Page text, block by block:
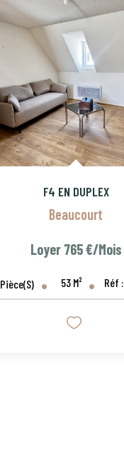
F4 EN DUPLEX
Beaucourt
Loyer 765 €/mois
Pièce(s) 53 M² Réf :